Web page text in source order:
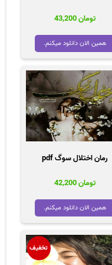
تومان43,200
همین الان دانلود میکنم.
رمان اختلال سوگ pdf
تومان42,200
همین الان دانلود میکنم.
تخفیف